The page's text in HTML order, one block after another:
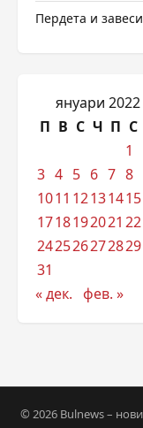
Пердета и завеси
януари 2022
П В С Ч П С
1
3 4 5 6 7 8
1011 12131415
1718192021 22
242526272829
31
« дек. фев. »
© 2026 Bulnews –